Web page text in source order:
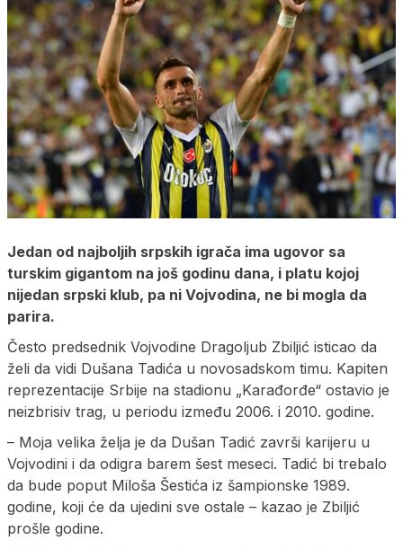
Jedan od najboljih srpskih igrača ima ugovor sa
turskim gigantom na još godinu dana, i platu kojoj
nijedan srpski klub, pa ni Vojvodina, ne bi mogla da
parira.
Često predsednik Vojvodine Dragoljub Zbiljić isticao da
želi da vidi Dušana Tadića u novosadskom timu. Kapiten
reprezentacije Srbije na stadionu „Karađorđe“ ostavio je
neizbrisiv trag, u periodu između 2006. i 2010. godine.
– Moja velika želja je da Dušan Tadić završi karijeru u
Vojvodini i da odigra barem šest meseci. Tadić bi trebalo
da bude poput Miloša Šestića iz šampionske 1989.
godine, koji će da ujedini sve ostale – kazao je Zbiljić
prošle godine.